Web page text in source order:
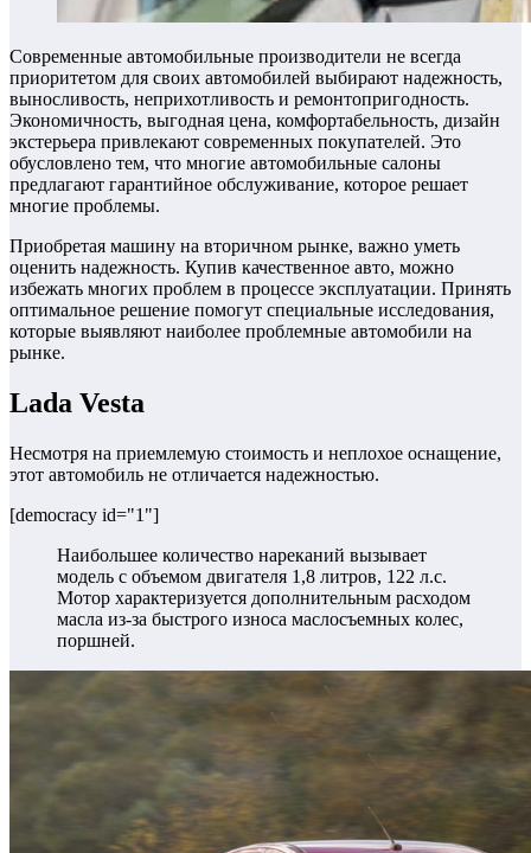
Современные автомобильные производители не всегда
приоритетом для своих автомобилей выбирают надежность,
выносливость, неприхотливость и ремонтопригодность.
Экономичность, выгодная цена, комфортабельность, дизайн
экстерьера привлекают современных покупателей. Это
обусловлено тем, что многие автомобильные салоны
предлагают гарантийное обслуживание, которое решает
многие проблемы.
Приобретая машину на вторичном рынке, важно уметь
оценить надежность. Купив качественное авто, можно
избежать многих проблем в процессе эксплуатации. Принять
оптимальное решение помогут специальные исследования,
которые выявляют наиболее проблемные автомобили на
рынке.
Lada Vesta
Несмотря на приемлемую стоимость и неплохое оснащение,
этот автомобиль не отличается надежностью.
[democracy id="1"]
Наибольшее количество нареканий вызывает
модель с объемом двигателя 1,8 литров, 122 л.с.
Мотор характеризуется дополнительным расходом
масла из-за быстрого износа маслосъемных колес,
поршней.